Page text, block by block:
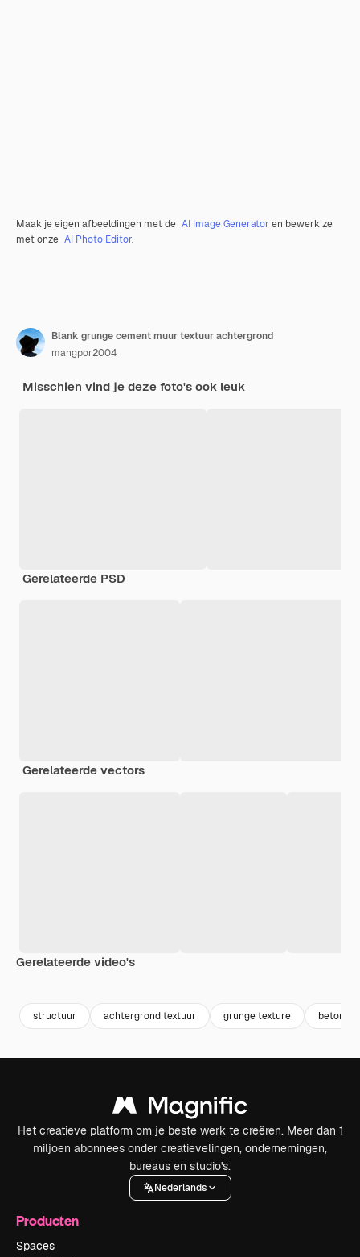
Maak je eigen afbeeldingen met de AI Image Generator en bewerk ze
met onze AI Photo Editor.
Blank grunge cement muur textuur achtergrond
mangpor2004
Misschien vind je deze foto's ook leuk
Gerelateerde PSD
Gerelateerde vectors
Gerelateerde video's
structuur achtergrond textuur grunge texture beton
Het creatieve platform om je beste werk te creëren. Meer dan 1
miljoen abonnees onder creatievelingen, ondernemingen,
bureaus en studio's.
Nederlands
Producten
Spaces